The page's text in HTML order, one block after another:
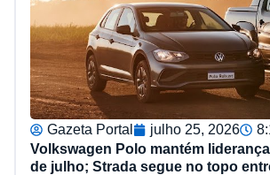
Gazeta Portal julho 25, 2026
Volkswagen Polo mantém
de julho; Strada segue no topo